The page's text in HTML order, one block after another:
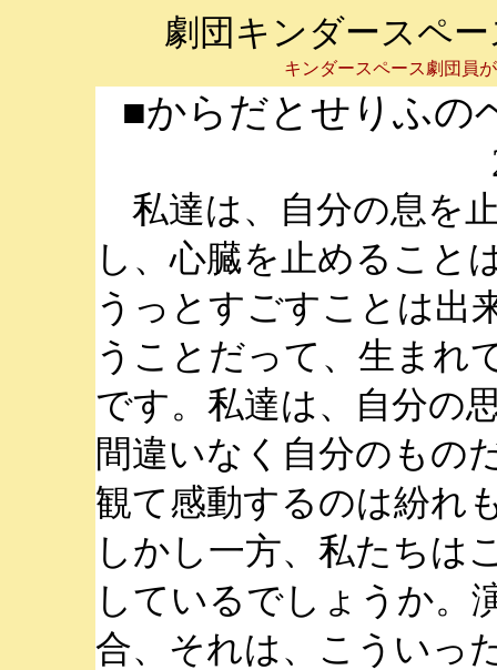
劇団キンダースペ
キンダースペース劇団員
■からだとせりふの
私達は、自分の息を
し、心臓を止めること
うっとすごすことは出
うことだって、生まれ
です。私達は、自分の
間違いなく自分のもの
観て感動するのは紛れ
しかし一方、私たちは
しているでしょうか。
合、それは、こういっ